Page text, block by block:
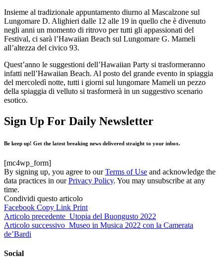
Insieme al tradizionale appuntamento diurno al Mascalzone sul
Lungomare D. Alighieri dalle 12 alle 19 in quello che è divenuto
negli anni un momento di ritrovo per tutti gli appassionati del
Festival, ci sarà l’Hawaiian Beach sul Lungomare G. Mameli
all’altezza del civico 93.
Quest’anno le suggestioni dell’Hawaiian Party si trasformeranno
infatti nell’Hawaiian Beach. Al posto del grande evento in spiaggia
del mercoledì notte, tutti i giorni sul lungomare Mameli un pezzo
della spiaggia di velluto si trasformerà in un suggestivo scenario
esotico.
Sign Up For Daily Newsletter
Be keep up! Get the latest breaking news delivered straight to your inbox.
[mc4wp_form]
By signing up, you agree to ourTerms of Use and acknowledge the
data practices in ourPrivacy Policy. You may unsubscribe at any
time.
Condividi questo articolo
Facebook Copy Link Print
Articolo precedente Utopia del Buongusto 2022
Articolo successivo Museo in Musica 2022 con la Camerata
de’Bardi
Social